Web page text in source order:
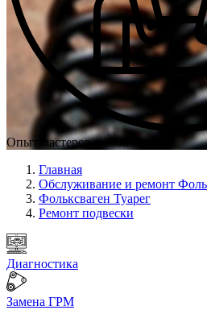
Опыт мастеров с 2008 г.
Главная
Обслуживание и ремонт
Фольксваген Туарег
Ремонт подвески
Диагностика
Замена ГРМ